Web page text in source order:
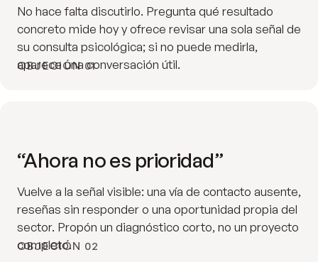
OBJECIÓN 01
No hace falta discutirlo. Pregunta qué resultado
concreto mide hoy y ofrece revisar una sola señal de
su consulta psicológica; si no puede medirla,
aparece una conversación útil.
OBJECIÓN 02
“Ahora no es prioridad”
Vuelve a la señal visible: una vía de contacto ausente,
reseñas sin responder o una oportunidad propia del
sector. Propón un diagnóstico corto, no un proyecto
completo.